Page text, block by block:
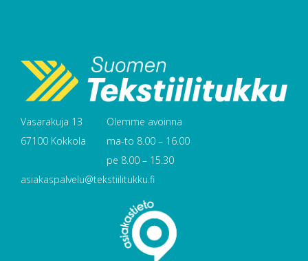
Vasarakuja 13
67100 Kokkola
Olemme avoinna
ma-to 8.00 – 16.00
pe 8.00 – 15.30
asiakaspalvelu@tekstiilitukku.fi